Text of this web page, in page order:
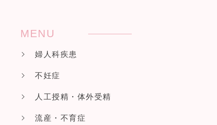
MENU
婦人科疾患
不妊症
人工授精・体外受精
流産・不育症